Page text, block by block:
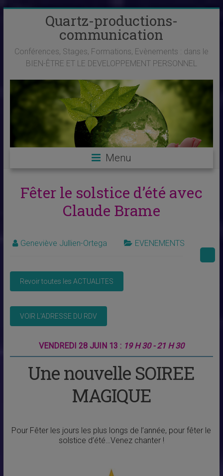
Quartz-productions-
communication
Conférences, Stages, Formations, Evènements : dans le
BIEN-ÊTRE ET LE DEVELOPPEMENT PERSONNEL
Menu
Fêter le solstice d’été avec
Claude Brame
Geneviève Jullien-Ortega EVENEMENTS
VENDREDI 28 JUIN 13 : 19 H 30 - 21 H 30
Une nouvelle SOIREE
MAGIQUE
Pour Fêter les jours les plus longs de l’année, pour fêter le
solstice d’été…Venez chanter !